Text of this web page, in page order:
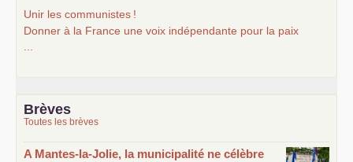
Unir les communistes !
Donner à la France une voix indépendante pour la paix
...
Brèves
Toutes les brèves
A Mantes-la-Jolie, la municipalité ne célèbre